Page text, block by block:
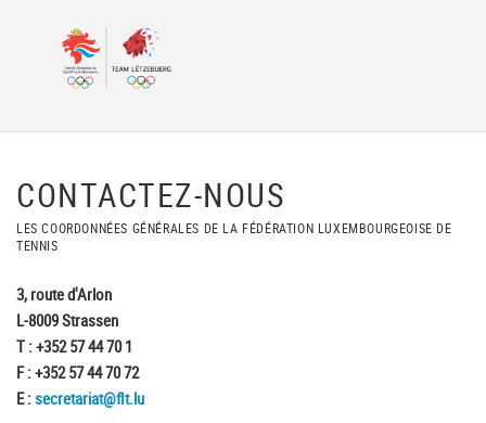
CONTACTEZ-NOUS
LES COORDONNÉES GÉNÉRALES DE LA FÉDÉRATION LUXEMBOURGEOISE DE
TENNIS
3, route d'Arlon
L-8009 Strassen
T : +352 57 44 70 1
F : +352 57 44 70 72
E :secretariat@flt.lu